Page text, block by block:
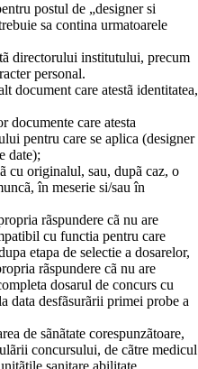
postul de „designer si
sa contina urmatoarele
directorului institutului, precum
personal.
document care atestã identitatea,
care atesta
pentru care se aplica (designer
date);
cu originalul, sau, dupã caz, o
în meserie si/sau în
rãspundere cã nu are
cu functia pentru care
etapa de selectie a dosarelor,
rãspundere cã nu are
dosarul de concurs cu
data desfãsurãrii primei probe a
de sãnãtate corespunzãtoare,
concursului, de cãtre medicul
sanitare abilitate.